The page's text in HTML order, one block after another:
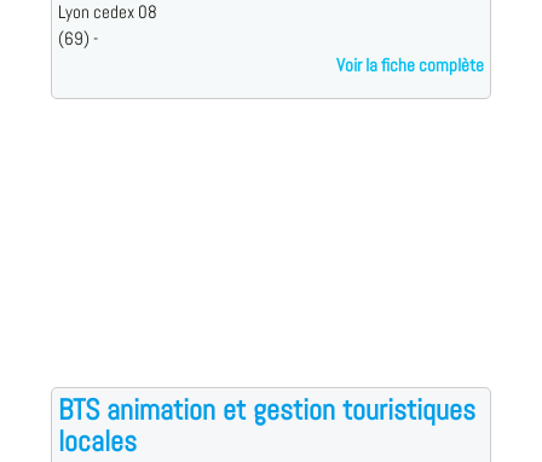
Lyon cedex 08
(69) -
Voir la fiche complète
BTS animation et gestion touristiques
locales